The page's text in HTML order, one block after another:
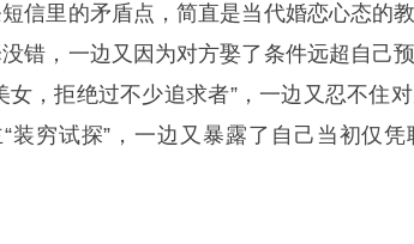
信里的矛盾点，简直是当代婚恋心态的
错，一边又因为对方娶了条件远超自己
女，拒绝过不少追求者”，一边又忍不住
装穷试探”，一边又暴露了自己当初仅